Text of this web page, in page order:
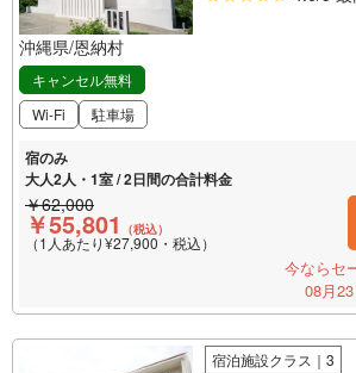
沖縄県/恩納村
キャンセル無料
Wi-Fi
駐車場
宿のみ
大人2人・1室 / 2日間の合計料金
￥62,000
￥55,801 （税込）
（1人あたり¥27,900・税込）
今ならセ
08月
宿泊施設クラス｜3